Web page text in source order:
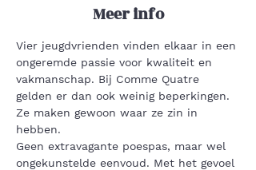
Meer info
Vier jeugdvrienden vinden elkaar in een
ongeremde passie voor kwaliteit en
vakmanschap. Bij Comme Quatre
gelden er dan ook weinig beperkingen.
Ze maken gewoon waar ze zin in
hebben.
Geen extravagante poespas, maar wel
ongekunstelde eenvoud. Met het gevoel